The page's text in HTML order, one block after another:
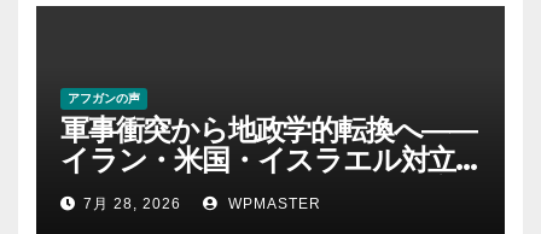
アフガンの声
軍事衝突から地政学的転換へ――
イラン・米国・イスラエル対立
後の中東 権力、抵抗、世界秩序
を問い直す-第２部
7月 28, 2026 WPMASTER